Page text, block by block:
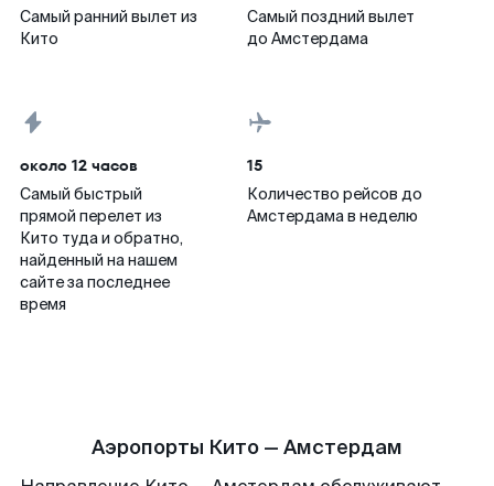
Самый ранний вылет из
Кито
Самый поздний вылет
до Амстердама
около 12 часов
Самый быстрый
прямой перелет из
Кито туда и обратно,
найденный на нашем
сайте за последнее
время
15
Количество рейсов до
Амстердама в неделю
Аэропорты Кито — Амстердам